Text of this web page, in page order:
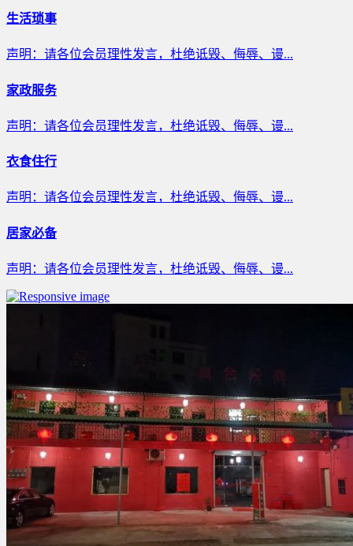
生活琐事
声明：请各位会员理性发言，杜绝诋毁、侮辱、谩...
家政服务
声明：请各位会员理性发言，杜绝诋毁、侮辱、谩...
衣食住行
声明：请各位会员理性发言，杜绝诋毁、侮辱、谩...
居家必备
声明：请各位会员理性发言，杜绝诋毁、侮辱、谩...